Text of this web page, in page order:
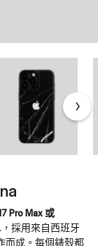
Pro Max 或
，採用來自西班牙
而成。每個錶殼都